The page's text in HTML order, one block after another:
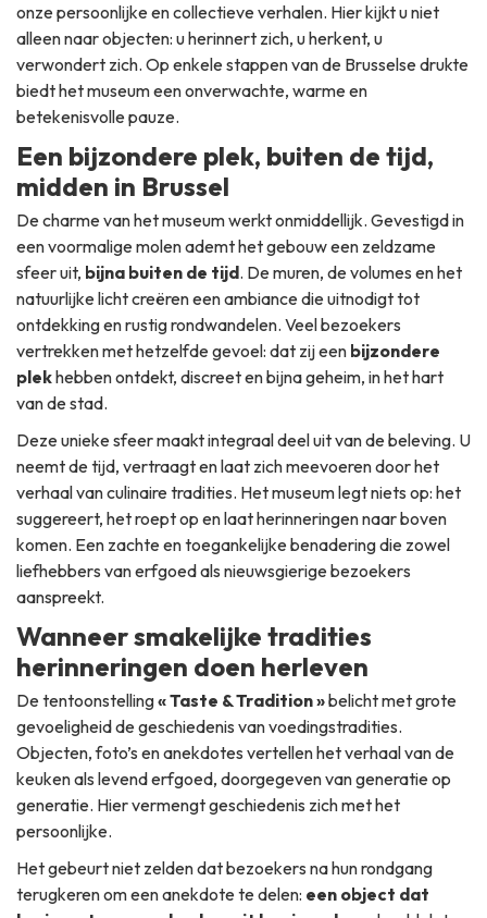
onze persoonlijke en collectieve verhalen. Hier kijkt u niet
alleen naar objecten: u herinnert zich, u herkent, u
verwondert zich. Op enkele stappen van de Brusselse drukte
biedt het museum een onverwachte, warme en
betekenisvolle pauze.
Een bijzondere plek, buiten de tijd,
midden in Brussel
De charme van het museum werkt onmiddellijk. Gevestigd in
een voormalige molen ademt het gebouw een zeldzame
sfeer uit, bijna buiten de tijd. De muren, de volumes en het
natuurlijke licht creëren een ambiance die uitnodigt tot
ontdekking en rustig rondwandelen. Veel bezoekers
vertrekken met hetzelfde gevoel: dat zij een bijzondere
plekhebben ontdekt, discreet en bijna geheim, in het hart
van de stad.
Deze unieke sfeer maakt integraal deel uit van de beleving. U
neemt de tijd, vertraagt en laat zich meevoeren door het
verhaal van culinaire tradities. Het museum legt niets op: het
suggereert, het roept op en laat herinneringen naar boven
komen. Een zachte en toegankelijke benadering die zowel
liefhebbers van erfgoed als nieuwsgierige bezoekers
aanspreekt.
Wanneer smakelijke tradities
herinneringen doen herleven
De tentoonstelling« Taste & Tradition »belicht met grote
gevoeligheid de geschiedenis van voedingstradities.
Objecten, foto’s en anekdotes vertellen het verhaal van de
keuken als levend erfgoed, doorgegeven van generatie op
generatie. Hier vermengt geschiedenis zich met het
persoonlijke.
Het gebeurt niet zelden dat bezoekers na hun rondgang
terugkeren om een anekdote te delen: een object dat